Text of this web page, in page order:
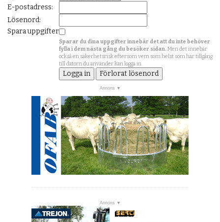
E-postadress:
Lösenord:
Spara uppgifter
Sparar du dina uppgifter innebär det att du inte behöver
fylla i dem nästa gång du besöker sidan.Men det innebär
också en säkerhetsrisk eftersom vem som helst som har tillgång
till datorn du använder kan logga in.